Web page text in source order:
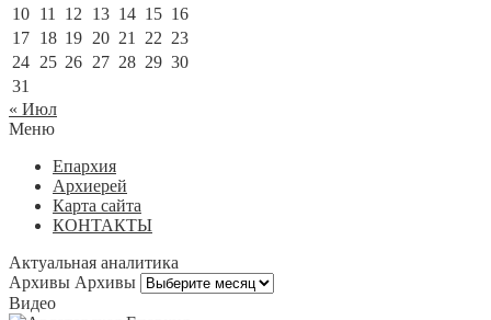
10 11 12 13 14 15 16
17 18 19 20 21 22 23
24 25 26 27 28 29 30
31
« Июл
Меню
Епархия
Архиерей
Карта сайта
КОНТАКТЫ
Актуальная аналитика
Архивы Архивы
Видео